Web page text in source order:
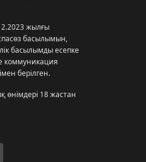
жылғы
басылымын,
басылымды есепке
коммуникация
берілген.
өнімдері 18 жастан